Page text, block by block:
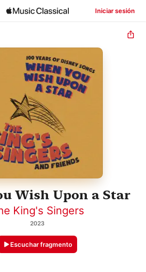
Iniciar sesión
Wish Upon a Star
King's Singers
2023
Escuchar fragmento